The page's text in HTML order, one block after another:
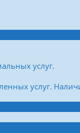
услуг.
услуг.